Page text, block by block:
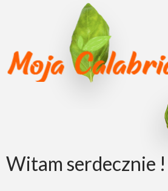
Witam serdecznie !